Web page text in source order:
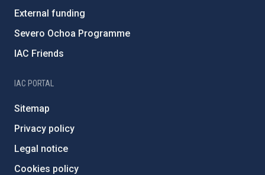
External funding
Severo Ochoa Programme
IAC Friends
IAC PORTAL
Sitemap
Privacy policy
Legal notice
Cookies policy